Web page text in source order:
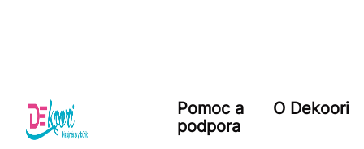
Pomoc a
podpora
O Dekoori